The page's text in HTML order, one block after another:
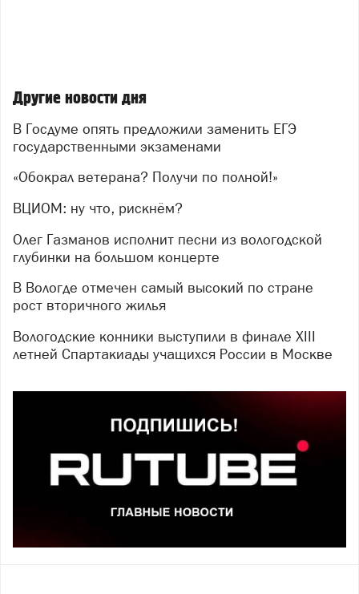
Другие новости дня
В Госдуме опять предложили заменить ЕГЭ
государственными экзаменами
«Обокрал ветерана? Получи по полной!»
ВЦИОМ: ну что, рискнём?
Олег Газманов исполнит песни из вологодской
глубинки на большом концерте
В Вологде отмечен самый высокий по стране
рост вторичного жилья
Вологодские конники выступили в финале XIII
летней Спартакиады учащихся России в Москве